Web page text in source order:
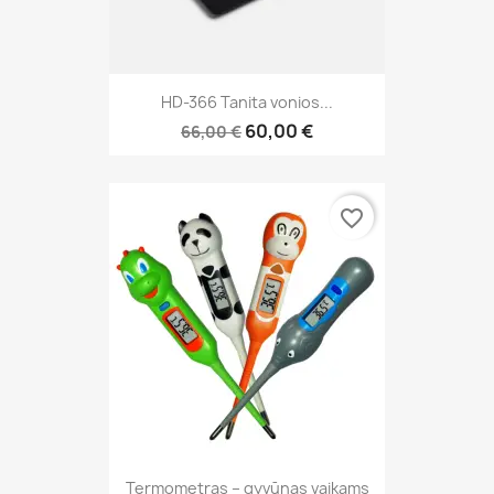
HD-366 Tanita vonios...
66,00 € 60,00 €
Termometras – gyvūnas vaikams
favorite_border